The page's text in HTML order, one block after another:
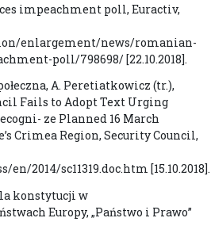
impeachment poll, Euractiv,
enlargement/news/romanian-
poll/798698/ [22.10.2018].
A. Peretiatkowicz (tr.),
Fails to Adopt Text Urging
ze Planned 16 March
Crimea Region, Security Council,
2014/sc11319.doc.htm [15.10.2018].
konstytucji w
Europy, „Państwo i Prawo”